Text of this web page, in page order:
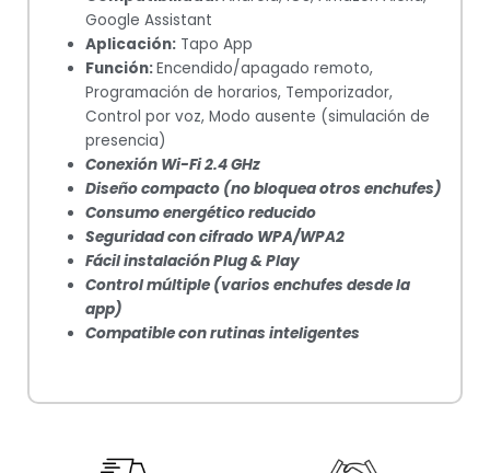
Google Assistant
Aplicación: Tapo App
Función:Encendido/apagado remoto,
Programación de horarios, Temporizador,
Control por voz, Modo ausente (simulación de
presencia)
Conexión Wi-Fi 2.4 GHz
Diseño compacto (no bloquea otros enchufes)
Consumo energético reducido
Seguridad con cifrado WPA/WPA2
Fácil instalación Plug & Play
Control múltiple (varios enchufes desde la
app)
Compatible con rutinas inteligentes